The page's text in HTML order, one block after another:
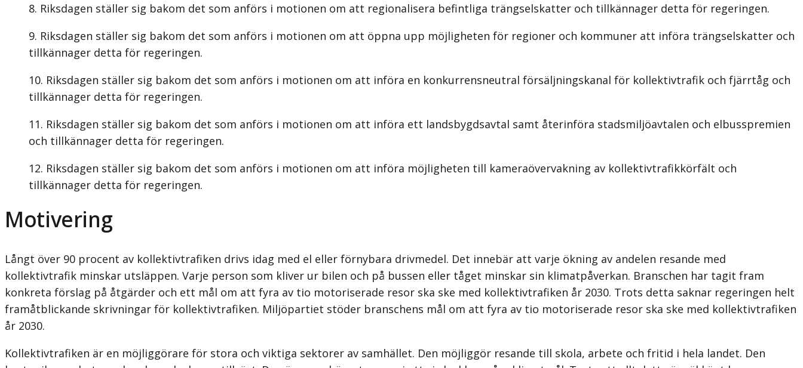
Riksdagen ställer sig bakom det som anförs i motionen om att regionalisera befintliga trängselskatter och tillkännager detta för regeringen.
Riksdagen ställer sig bakom det som anförs i motionen om att öppna upp möjligheten för regioner och kommuner att införa trängselskatter och
tillkännager detta för regeringen.
Riksdagen ställer sig bakom det som anförs i motionen om att införa en konkurrensneutral försäljningskanal för kollektivtrafik och fjärrtåg och
tillkännager detta för regeringen.
Riksdagen ställer sig bakom det som anförs i motionen om att införa ett landsbygdsavtal samt återinföra stadsmiljöavtalen och elbusspremien
och tillkännager detta för regeringen.
Riksdagen ställer sig bakom det som anförs i motionen om att införa möjligheten till kameraövervakning av kollektivtrafikkörfält och
tillkännager detta för regeringen.
Motivering
Långt över 90 procent av kollektivtrafiken drivs idag med el eller förnybara drivmedel. Det innebär att varje ökning av andelen resande med
kollektivtrafik minskar utsläppen. Varje person som kliver ur bilen och på bussen eller tåget minskar sin klimatpåverkan. Branschen har tagit fram
konkreta förslag på åtgärder och ett mål om att fyra av tio motoriserade resor ska ske med kollektivtrafiken år 2030. Trots detta saknar regeringen helt
framåtblickande skrivningar för kollektivtrafiken. Miljöpartiet stöder branschens mål om att fyra av tio motoriserade resor ska ske med kollektivtrafiken
år 2030.
Kollektivtrafiken är en möjliggörare för stora och viktiga sektorer av samhället. Den möjliggör resande till skola, arbete och fritid i hela landet. Den